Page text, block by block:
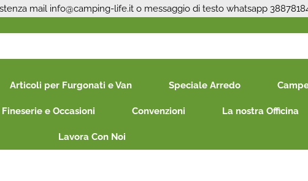
mail info@camping-life.it o messaggio di testo whatsapp
Per completare l'ordine
poi clicca sul pulsante
Articoli per Furgonati e Van Speciale Arredo
Fineserie e Occasioni Convenzioni La nostra Officina
Lavora Con Noi